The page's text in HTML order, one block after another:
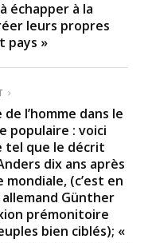
échapper à la
leurs propres
pays »
l’homme dans le
populaire : voici
tel que le décrit
dix ans après
(c’est en
Günther
prémonitoire
bien ciblés); «